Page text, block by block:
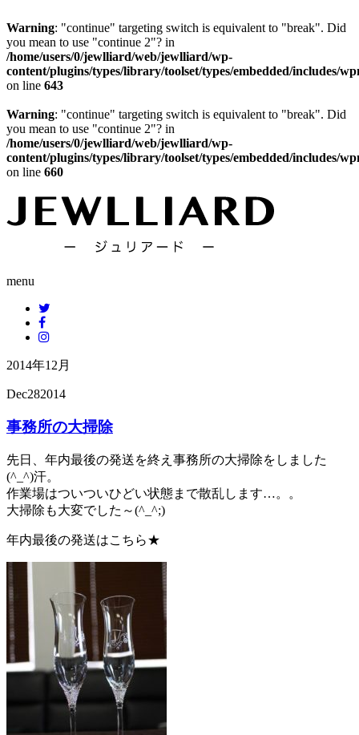
Warning: "continue" targeting switch is equivalent to "break". Did
you mean to use "continue 2"? in
/home/users/0/jewlliard/web/jewlliard/wp-
content/plugins/types/library/toolset/types/embedded/includes/
on line 643
Warning: "continue" targeting switch is equivalent to "break". Did
you mean to use "continue 2"? in
/home/users/0/jewlliard/web/jewlliard/wp-
content/plugins/types/library/toolset/types/embedded/includes/
on line 660
menu
2014年12月
Dec282014
事務所の大掃除
先日、年内最後の発送を終え事務所の大掃除をしました
(^_^)汗。
作業場はついついひどい状態まで散乱します…。。
大掃除も大変でした～(^_^;)
年内最後の発送はこちら★